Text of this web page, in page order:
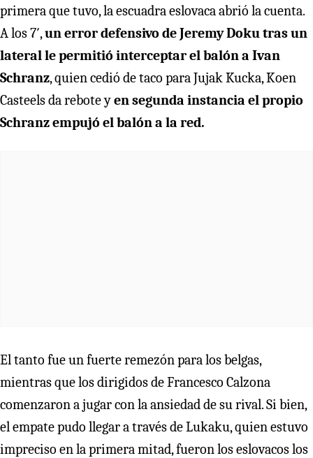
primera que tuvo, la escuadra eslovaca abrió la cuenta.
A los 7′,un error defensivo de Jeremy Doku tras un
lateral le permitió interceptar el balón a Ivan
Schranz, quien cedió de taco para Jujak Kucka, Koen
Casteels da rebote yen segunda instancia el propio
Schranz empujó el balón a la red.
El tanto fue un fuerte remezón para los belgas,
mientras que los dirigidos de Francesco Calzona
comenzaron a jugar con la ansiedad de su rival. Si bien,
el empate pudo llegar a través de Lukaku, quien estuvo
impreciso en la primera mitad, fueron los eslovacos los